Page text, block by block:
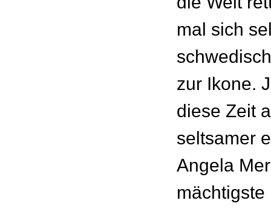
mal sich
zur Ikone.
diese Zeit
seltsamer
Angela
mächtigste